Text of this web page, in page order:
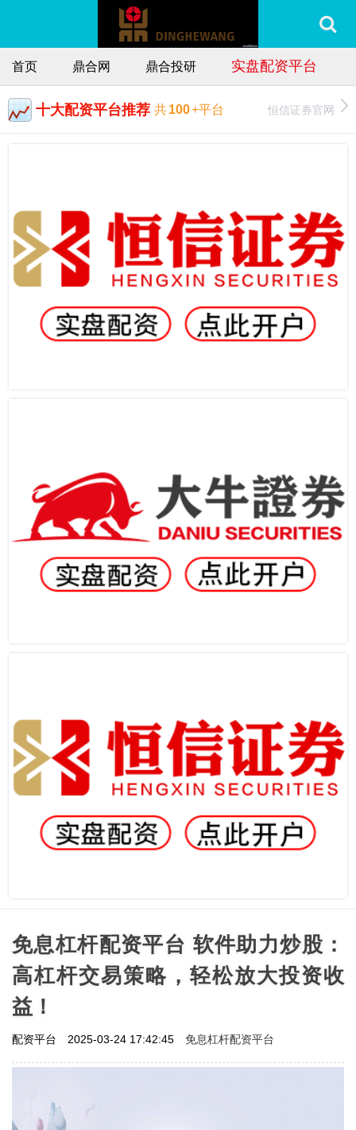
首页 鼎合网 鼎合投研 实盘配资平台
十大配资平台推荐 共100+平台 恒信证券官网
免息杠杆配资平台 软件助力炒股：
高杠杆交易策略，轻松放大投资收
益！
配资平台 2025-03-24 17:42:45 免息杠杆配资平台